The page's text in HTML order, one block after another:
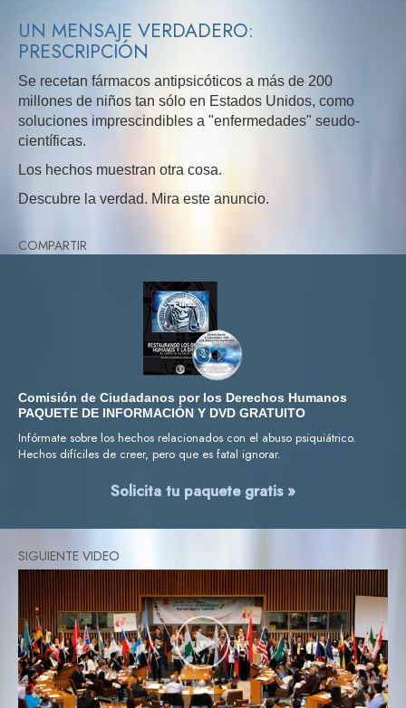
UN MENSAJE VERDADERO:
PRESCRIPCIÓN
Se recetan fármacos antipsicóticos a más de 200
millones de niños tan sólo en Estados Unidos, como
soluciones imprescindibles a "enfermedades" seudo-
científicas.
Los hechos muestran otra cosa.
Descubre la verdad. Mira este anuncio.
COMPARTIR
Comisión de Ciudadanos por los Derechos Humanos
PAQUETE DE INFORMACIÓN Y DVD GRATUITO
Infórmate sobre los hechos relacionados con el abuso psiquiátrico.
Hechos difíciles de creer, pero que es fatal ignorar.
Solicita tu paquete gratis »